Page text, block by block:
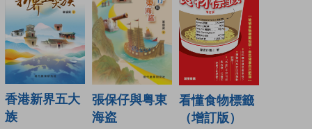
香港新界五大
族
張保仔與粤東
海盗
看懂食物標籤
（增訂版）